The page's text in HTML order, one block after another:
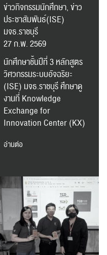
ข่าวกิจกรรมนักศึกษา, ข่าว
ประชาสัมพันธ์(ISE)
มจธ.ราชบุรี
27 ก.พ. 2569
นักศึกษาชั้นปีที่ 3 หลักสูตร
วิศวกรรมระบบอัจฉริยะ
(ISE) มจธ.ราชบุรี ศึกษาดู
งานที่ Knowledge
Exchange for
Innovation Center (KX)
อ่านต่อ